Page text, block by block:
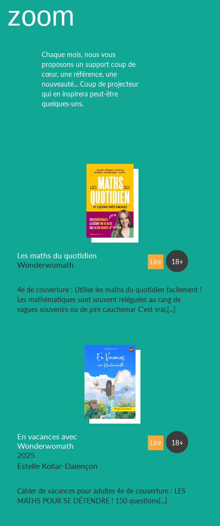
zoom
Chaque mois, nous vous
proposons un support coup de
cœur, une référence, une
nouveauté... Coup de projecteur
qui en inspirera peut-être
quelques-uns.
Les maths du quotidien
Wonderwomath
4e de couverture : Utilise les maths du quotidien facilement !
Les mathématiques sont souvent reléguées au rang de
vagues souvenirs ou de pire cauchemar C'est vrai,[...]
Lire 18+
En vacances avec
Wonderwomath
2025
Estelle Kollar-Dalençon
Cahier de vacances pour adultes 4e de couverture : LES
MATHS POUR SE DÉTENDRE ! 150 questions[...]
Lire 18+